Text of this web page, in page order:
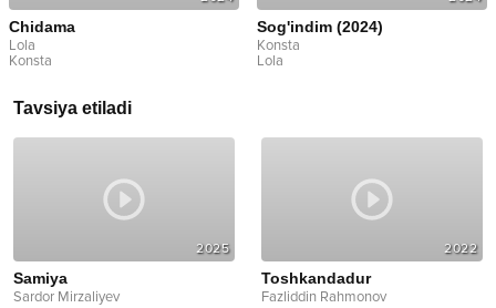
Chidama
Lola
Konsta
Sog'indim (2024)
Konsta
Lola
Tavsiya etiladi
2025
Samiya
Sardor Mirzaliyev
2022
Toshkandadur
Fazliddin Rahmonov